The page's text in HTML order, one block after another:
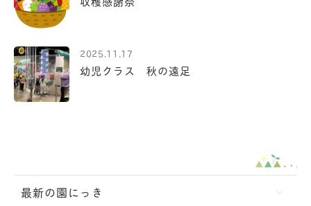
2025.11.17
幼児クラス 秋の遠足
最新の園にっき